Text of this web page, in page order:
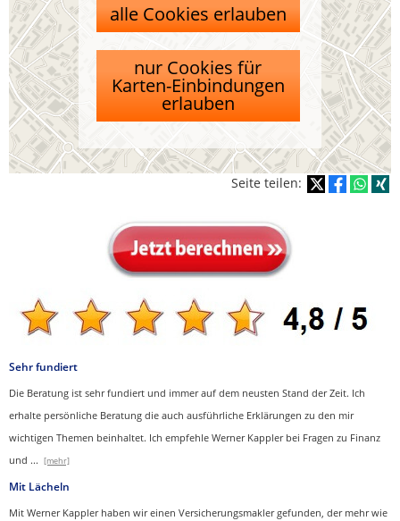
alle Cookies erlauben
nur Cookies für
Karten-Einbindungen
erlauben
Seite teilen:
Sehr fundiert
Die Beratung ist sehr fundiert und immer auf dem neusten Stand der Zeit. Ich
erhalte persönliche Beratung die auch ausführliche Erklärungen zu den mir
wichtigen Themen beinhaltet. Ich empfehle Werner Kappler bei Fragen zu Finanz
und ... [mehr]
Mit Lächeln
Mit Werner Kappler haben wir einen Ver­sicherungs­makler gefunden, der mehr wie